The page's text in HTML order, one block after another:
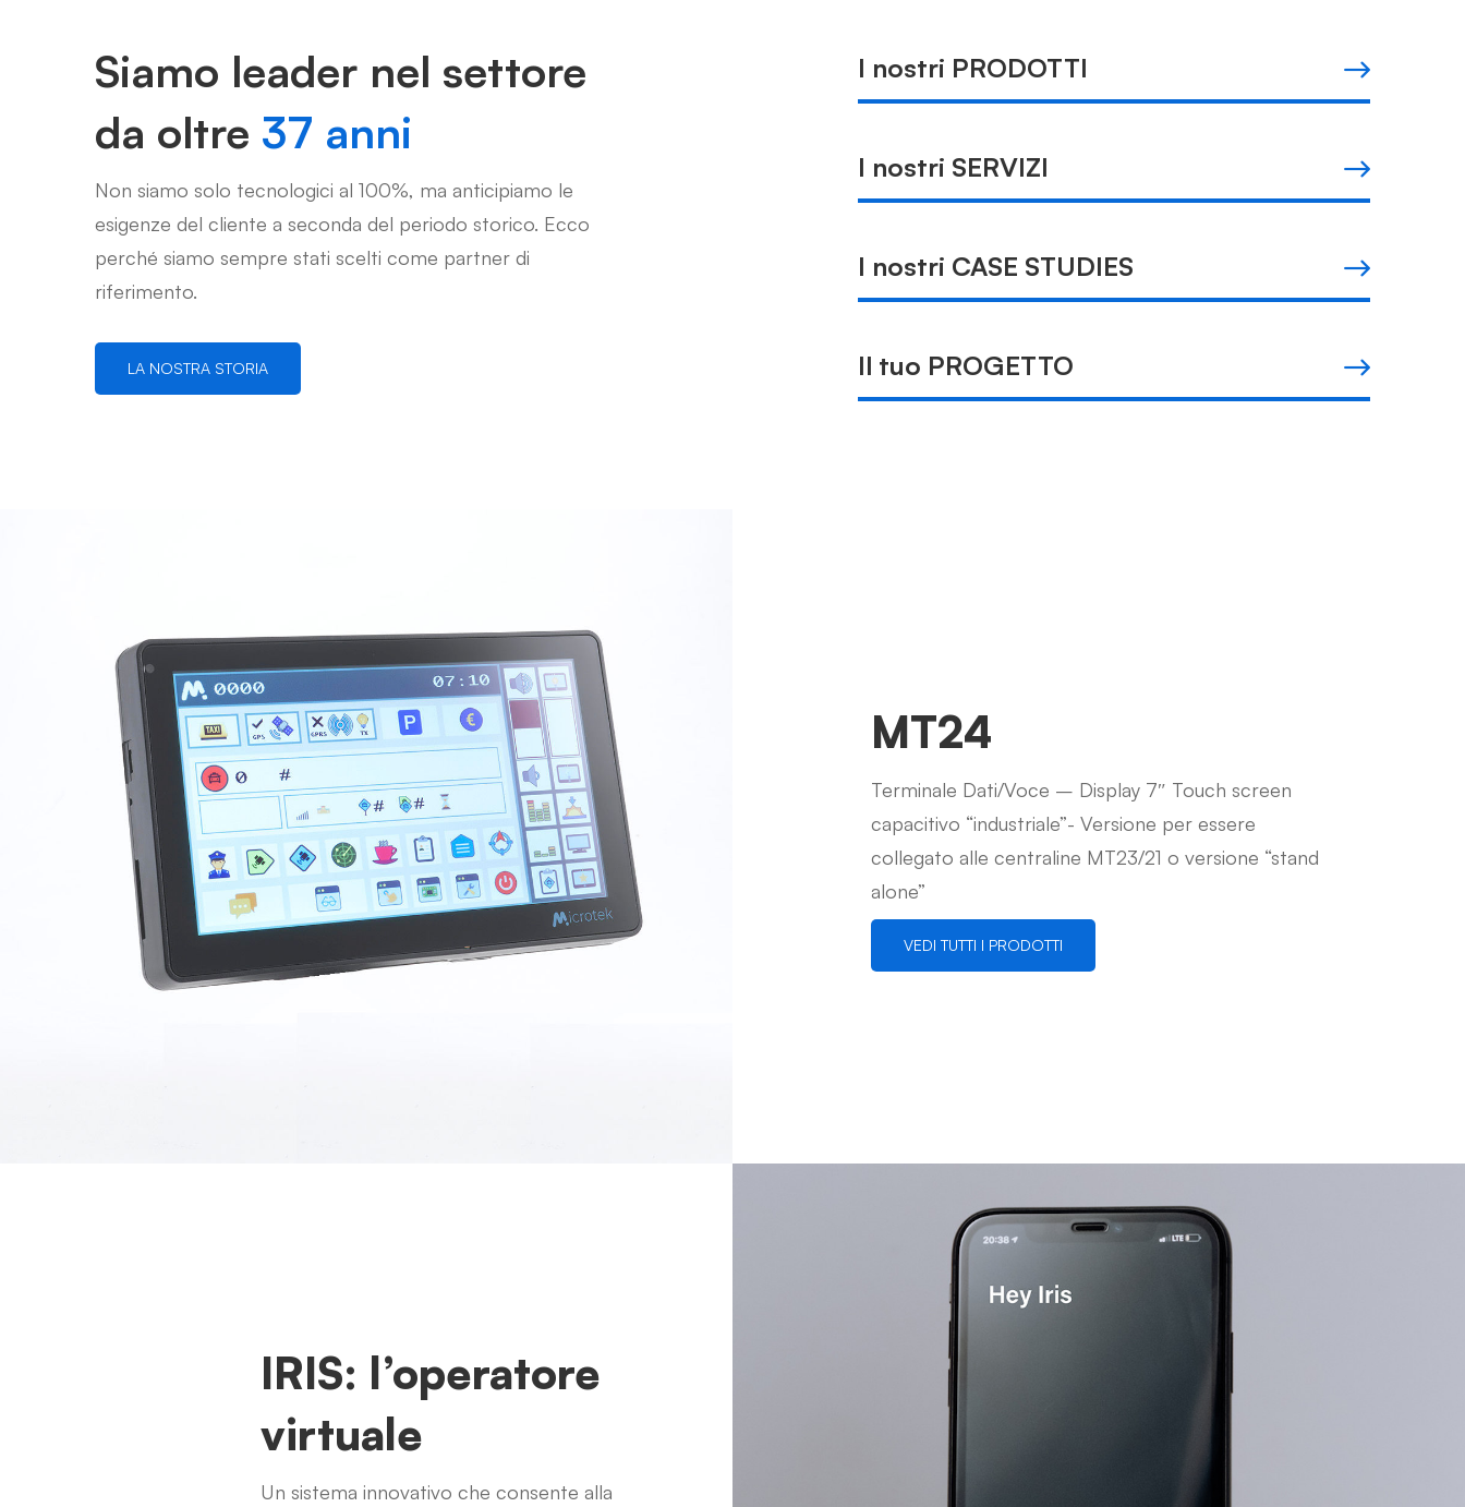
Siamo leader nel settore
da oltre 37 anni
Non siamo solo tecnologici al 100%, ma anticipiamo le
esigenze del cliente a seconda del periodo storico. Ecco
perché siamo sempre stati scelti come partner di
riferimento.
LA NOSTRA STORIA
I nostri PRODOTTI
I nostri SERVIZI
I nostri CASE STUDIES
Il tuo PROGETTO
MT24
Terminale Dati/Voce – Display 7″ Touch screen
capacitivo “industriale”- Versione per essere
collegato alle centraline MT23/21 o versione “stand
alone”
VEDI TUTTI I PRODOTTI
IRIS: l’operatore
virtuale
Un sistema innovativo che consente alla